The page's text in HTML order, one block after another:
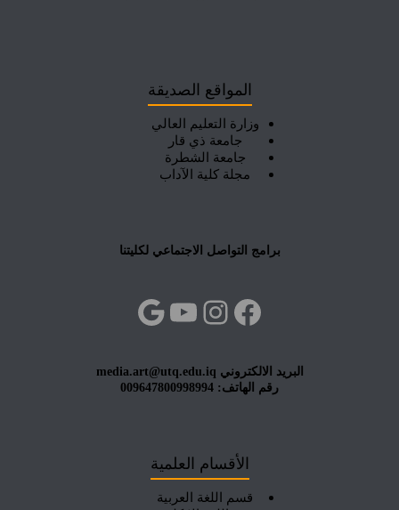
المواقع الصديقة
وزارة التعليم العالي
جامعة ذي قار
جامعة الشطرة
مجلة كلية الآداب
برامج التواصل الاجتماعي لكليتنا
فيسبوك
إنستجرام
يوتيوب
البريد الالكتروني media.art@utq.edu.iq
رقم الهاتف: 009647800998994
الأقسام العلمية
قسم اللغة العربية